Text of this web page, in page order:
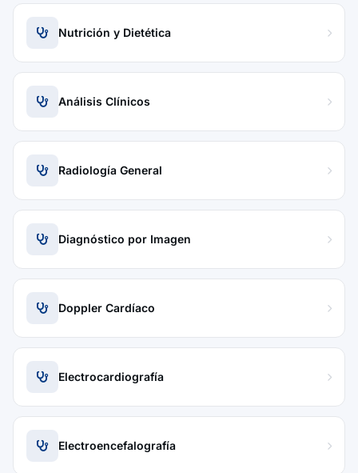
Nutrición y Dietética
Análisis Clínicos
Radiología General
Diagnóstico por Imagen
Doppler Cardíaco
Electrocardiografía
Electroencefalografía